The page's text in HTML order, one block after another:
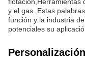
y el gas. Estas
función y la industria
potenciales su